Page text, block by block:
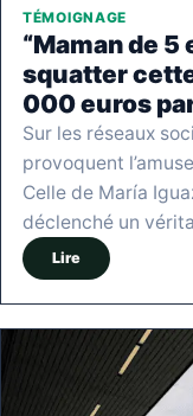
TÉMOIGNAGE
“Maman de 5
squatter
000 euros
Sur les réseaux
provoquent
Celle de María
déclenché un
Lire